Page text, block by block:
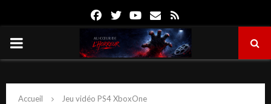
FacebookTwitterYoutube
Email
PRIMARY
Accueil Jeu vidéo PS4 XboxOne